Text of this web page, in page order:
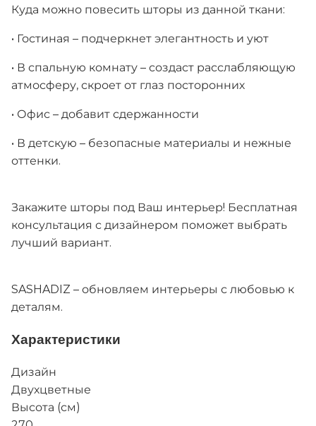
Куда можно повесить шторы из данной ткани:
• Гостиная – подчеркнет элегантность и уют
• В спальную комнату – создаст расслабляющую
атмосферу, скроет от глаз посторонних
• Офис – добавит сдержанности
• В детскую – безопасные материалы и нежные
оттенки.
Закажите шторы под Ваш интерьер! Бесплатная
консультация с дизайнером поможет выбрать
лучший вариант.
SASHADIZ – обновляем интерьеры с любовью к
деталям.
Характеристики
Дизайн
Двухцветные
Высота (см)